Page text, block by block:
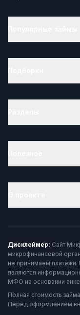
Дисклеймер: Сайт
микрофинансовой
не принимаем
являются
МФО на основании
Полная стоимость
Перед оформлением